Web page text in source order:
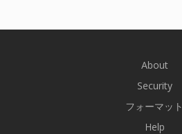
About
Security
フォーマット
Help